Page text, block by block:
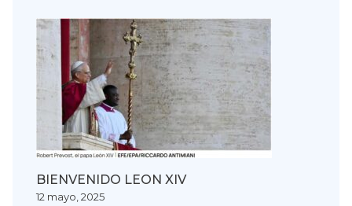
BIENVENIDO LEON XIV
12 mayo, 2025